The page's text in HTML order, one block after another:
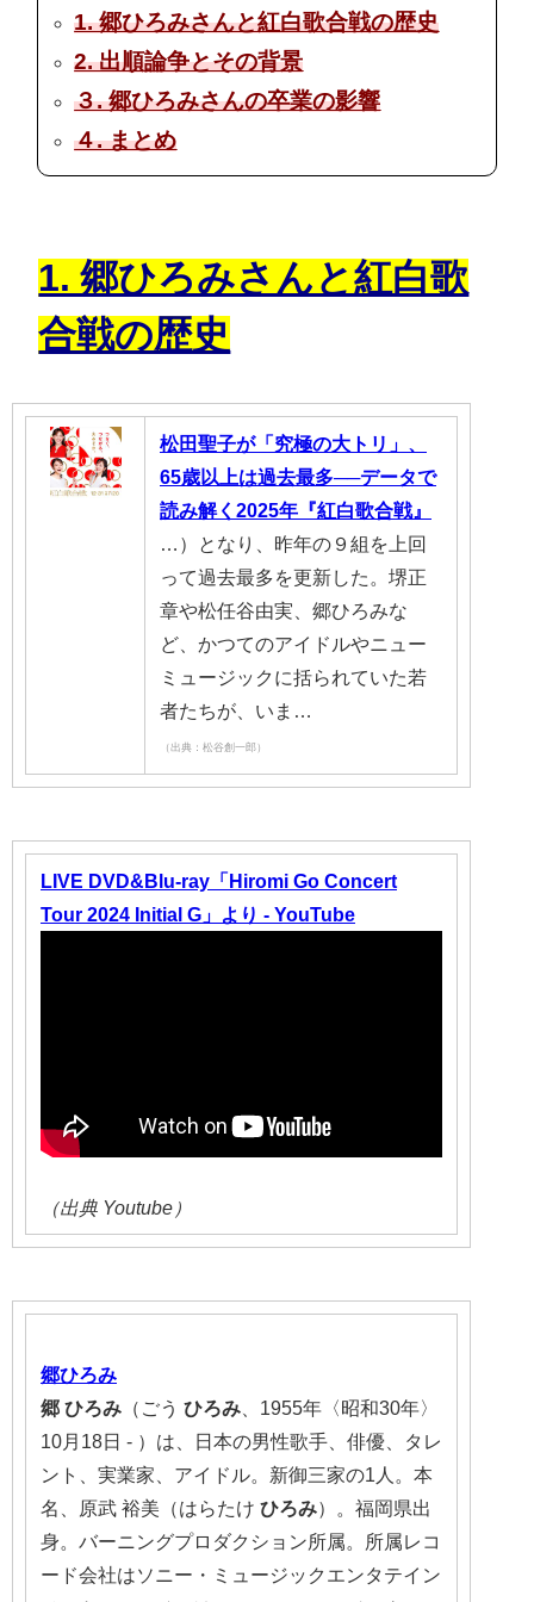
1. 郷ひろみさんと紅白歌合戦の歴史
2. 出順論争とその背景
３. 郷ひろみさんの卒業の影響
４. まとめ
1. 郷ひろみさんと紅白歌
合戦の歴史
松田聖子が「究極の大トリ」、
65歳以上は過去最多──データで
読み解く2025年『紅白歌合戦』
…）となり、昨年の９組を上回
って過去最多を更新した。堺正
章や松任谷由実、郷ひろみな
ど、かつてのアイドルやニュー
ミュージックに括られていた若
者たちが、いま…
（出典：松谷創一郎）
LIVE DVD&Blu-ray「Hiromi Go Concert
Tour 2024 Initial G」より - YouTube
（出典 Youtube）
郷ひろみ
郷 ひろみ （ごう ひろみ 、1955年〈昭和30年〉
10月18日 - ）は、日本の男性歌手、俳優、タレ
ント、実業家、アイドル。新御三家の1人。本
名、原武 裕美（はらたけ ひろみ）。福岡県出
身。バーニングプロダクション所属。所属レコ
ード会社はソニー・ミュージックエンタテイン